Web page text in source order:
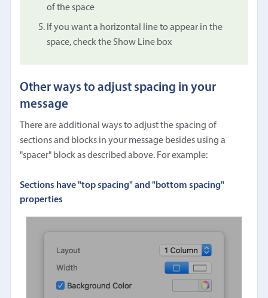
of the space
If you want a horizontal line to appear in the
space, check the Show Line box
Other ways to adjust spacing in your
message
There are additional ways to adjust the spacing of
sections and blocks in your message besides using a
"spacer" block as described above. For example:
Sections have "top spacing" and "bottom spacing"
properties